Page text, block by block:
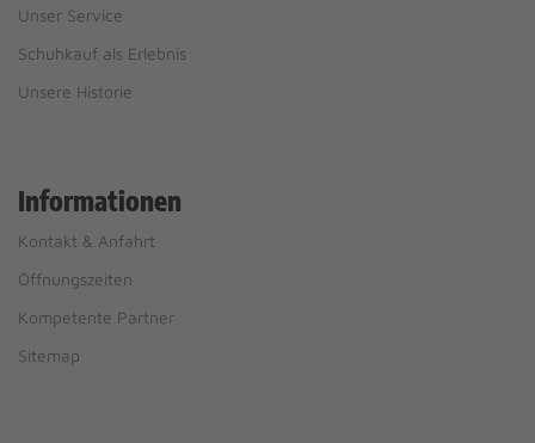
Unser Service
Schuhkauf als Erlebnis
Unsere Historie
Informationen
Kontakt & Anfahrt
Öffnungszeiten
Kompetente Partner
Sitemap